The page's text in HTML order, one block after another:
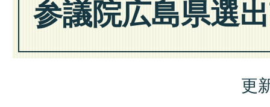
参議院広島県選
更